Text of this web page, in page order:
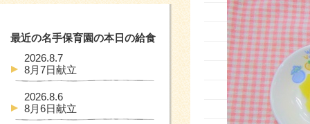
最近の名手保育園の本日の給食
2026.8.7
8月7日献立
2026.8.6
8月6日献立